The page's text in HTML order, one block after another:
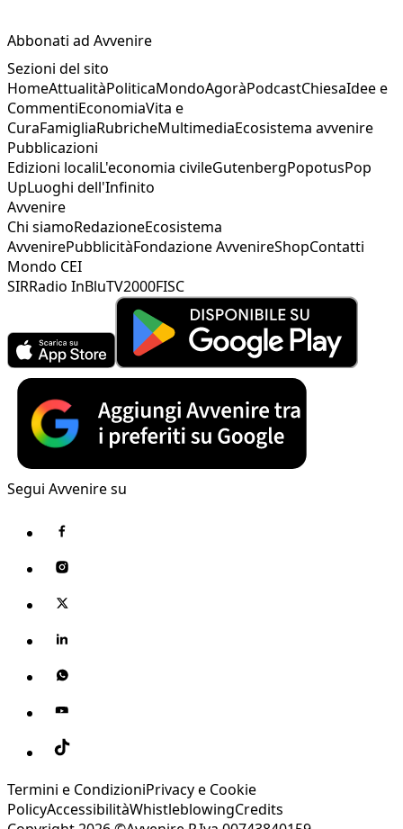
Abbonati ad Avvenire
Sezioni del sito
HomeAttualitàPoliticaMondoAgoràPodcastChiesaIdee e
CommentiEconomiaVita e
CuraFamigliaRubricheMultimediaEcosistema avvenire
Pubblicazioni
Edizioni localiL'economia civileGutenbergPopotusPop
UpLuoghi dell'Infinito
Avvenire
Chi siamoRedazioneEcosistema
AvvenirePubblicitàFondazione AvvenireShopContatti
Mondo CEI
SIRRadio InBluTV2000FISC
Segui Avvenire su
Termini e CondizioniPrivacy e Cookie
PolicyAccessibilitàWhistleblowingCredits